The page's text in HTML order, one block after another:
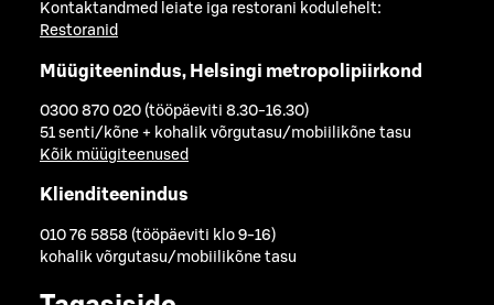
Kontaktandmed leiate iga restorani kodulehelt:
Restoranid
Müügiteenindus, Helsingi metropolipiirkond
0300 870 020 (tööpäeviti 8.30-16.30)
51 senti/kõne + kohalik võrgutasu/mobiilikõne tasu
Kõik müügiteenused
Klienditeenindus
010 76 5858 (tööpäeviti klo 9-16)
kohalik võrgutasu/mobiilikõne tasu